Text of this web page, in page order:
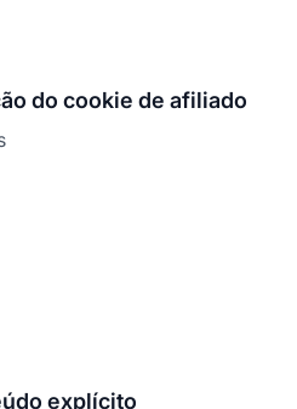
do cookie de afiliado
explícito